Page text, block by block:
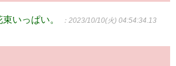
いっぱい。 ：2023/10/10(火) 04:54:34.13